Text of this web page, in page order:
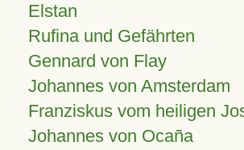
Elstan
Rufina und Gefährten
Gennard von Flay
Johannes von Amsterdam
Franziskus vom heiligen
Johannes von Ocaña